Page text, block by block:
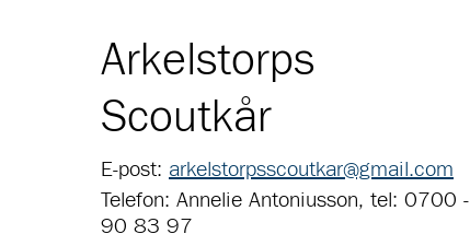
Arkelstorps
Scoutkår
E-post: arkelstorpsscoutkar@gmail.com
Telefon: Annelie Antoniusson, tel: 0700 -
90 83 97